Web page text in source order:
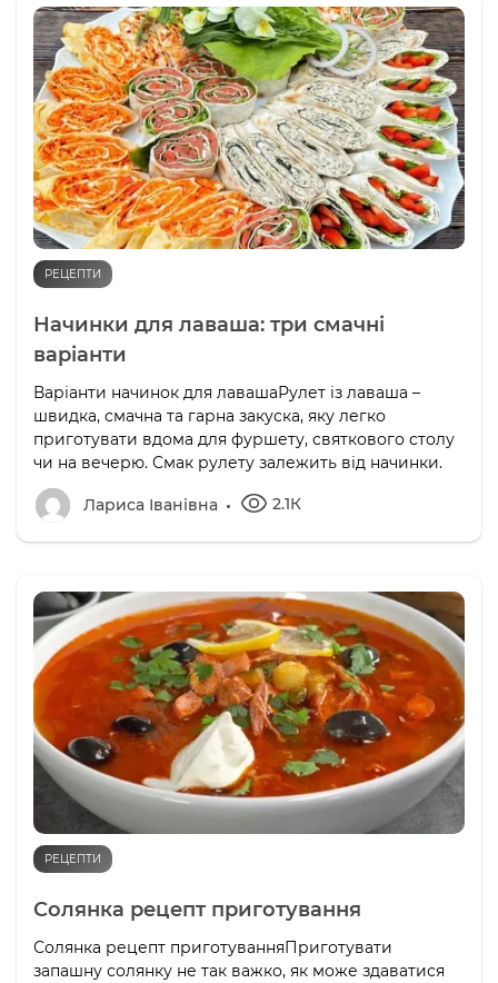
РЕЦЕПТИ
Начинки для лаваша: три смачні
варіанти
Варіанти начинок для лавашаРулет із лаваша –
швидка, смачна та гарна закуска, яку легко
приготувати вдома для фуршету, святкового столу
чи на вечерю. Смак рулету залежить від начинки.
Лариса Іванівна 2.1К
РЕЦЕПТИ
Солянка рецепт приготування
Солянка рецепт приготуванняПриготувати
запашну солянку не так важко, як може здаватися